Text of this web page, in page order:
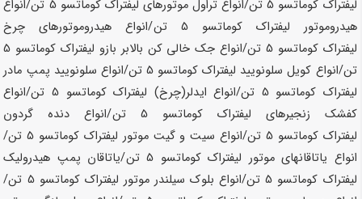
لیفتراک کوماتسو
/انواع تراول موتورهای لیفتراک کوماتسو 5 تن
/انواع
هیدروموتور لیفتراک کوماتسو 5 تن
/انواع هیدروموتورهای چرخ
لیفتراک کوماتسو 5 تن /انواع جک خالی کن بالابر بازو لیفتراک کوماتسو 5
تن/انواع کویل سلونویید لیفتراک کوماتسو 5 تن
/انواع سلونویید پمپ مادر
لیفتراک کوماتسو 5 تن /انواع ایدلر(چرخ) لیفتراک کوماتسو 5 تن
/انواع
کفشک زنجیرهای لیفتراک کوماتسو 5 تن
/انواع دنده گردون
لیفتراک کوماتسو 5 تن /انواع سیت و گیت موتور لیفتراک کوماتسو
/
انواع یاتاقانهای موتور لیفتراک کوماتسو
/یاتاقان پمپ هیدرولیک
لیفتراک کوماتسو
/انواع بلوک سیلندر موتور لیفتراک کوماتسو 5 تن
/